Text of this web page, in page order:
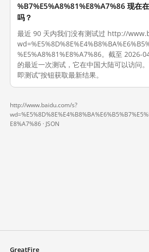
%B7%E5%A8%81%E8%A7%86 现在
吗？
最近 90 天内我们没有测试过 http://
%E5%A8%81%E8%A7%86。截至 2026-
的最近一次测试，它在中国大陆可以访问
即测试”按钮获取最新结果。
http://www.baidu.com/s?
E8%A7%86 · JSON
GreatFire